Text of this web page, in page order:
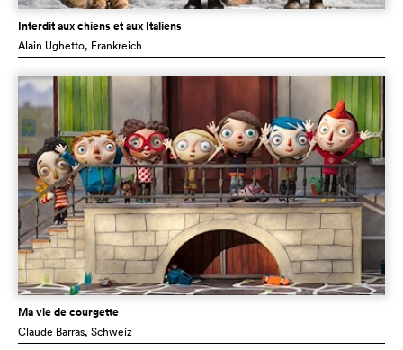
Interdit aux chiens et aux Italiens
Alain Ughetto, Frankreich
Ma vie de courgette
Claude Barras, Schweiz